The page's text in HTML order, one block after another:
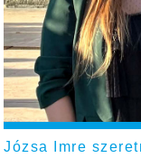
Józsa Imre